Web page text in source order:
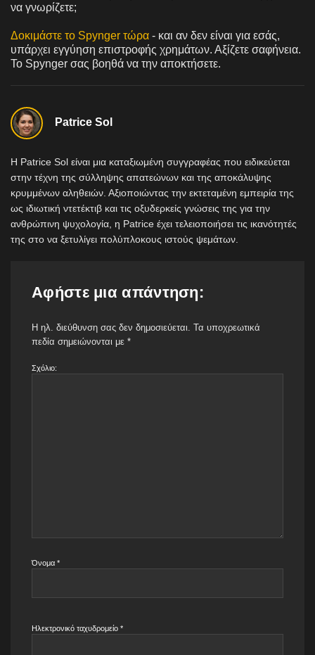
να γνωρίζετε;
Δοκιμάστε το Spynger τώρα - και αν δεν είναι για εσάς,
υπάρχει εγγύηση επιστροφής χρημάτων. Αξίζετε σαφήνεια.
Το Spynger σας βοηθά να την αποκτήσετε.
Patrice Sol
Η Patrice Sol είναι μια καταξιωμένη συγγραφέας που ειδικεύεται
στην τέχνη της σύλληψης απατεώνων και της αποκάλυψης
κρυμμένων αληθειών. Αξιοποιώντας την εκτεταμένη εμπειρία της
ως ιδιωτική ντετέκτιβ και τις οξυδερκείς γνώσεις της για την
ανθρώπινη ψυχολογία, η Patrice έχει τελειοποιήσει τις ικανότητές
της στο να ξετυλίγει πολύπλοκους ιστούς ψεμάτων.
Αφήστε μια απάντηση:
Η ηλ. διεύθυνση σας δεν δημοσιεύεται. Τα υποχρεωτικά
πεδία σημειώνονται με *
Σχόλιο:
Όνομα *
Ηλεκτρονικό ταχυδρομείο *